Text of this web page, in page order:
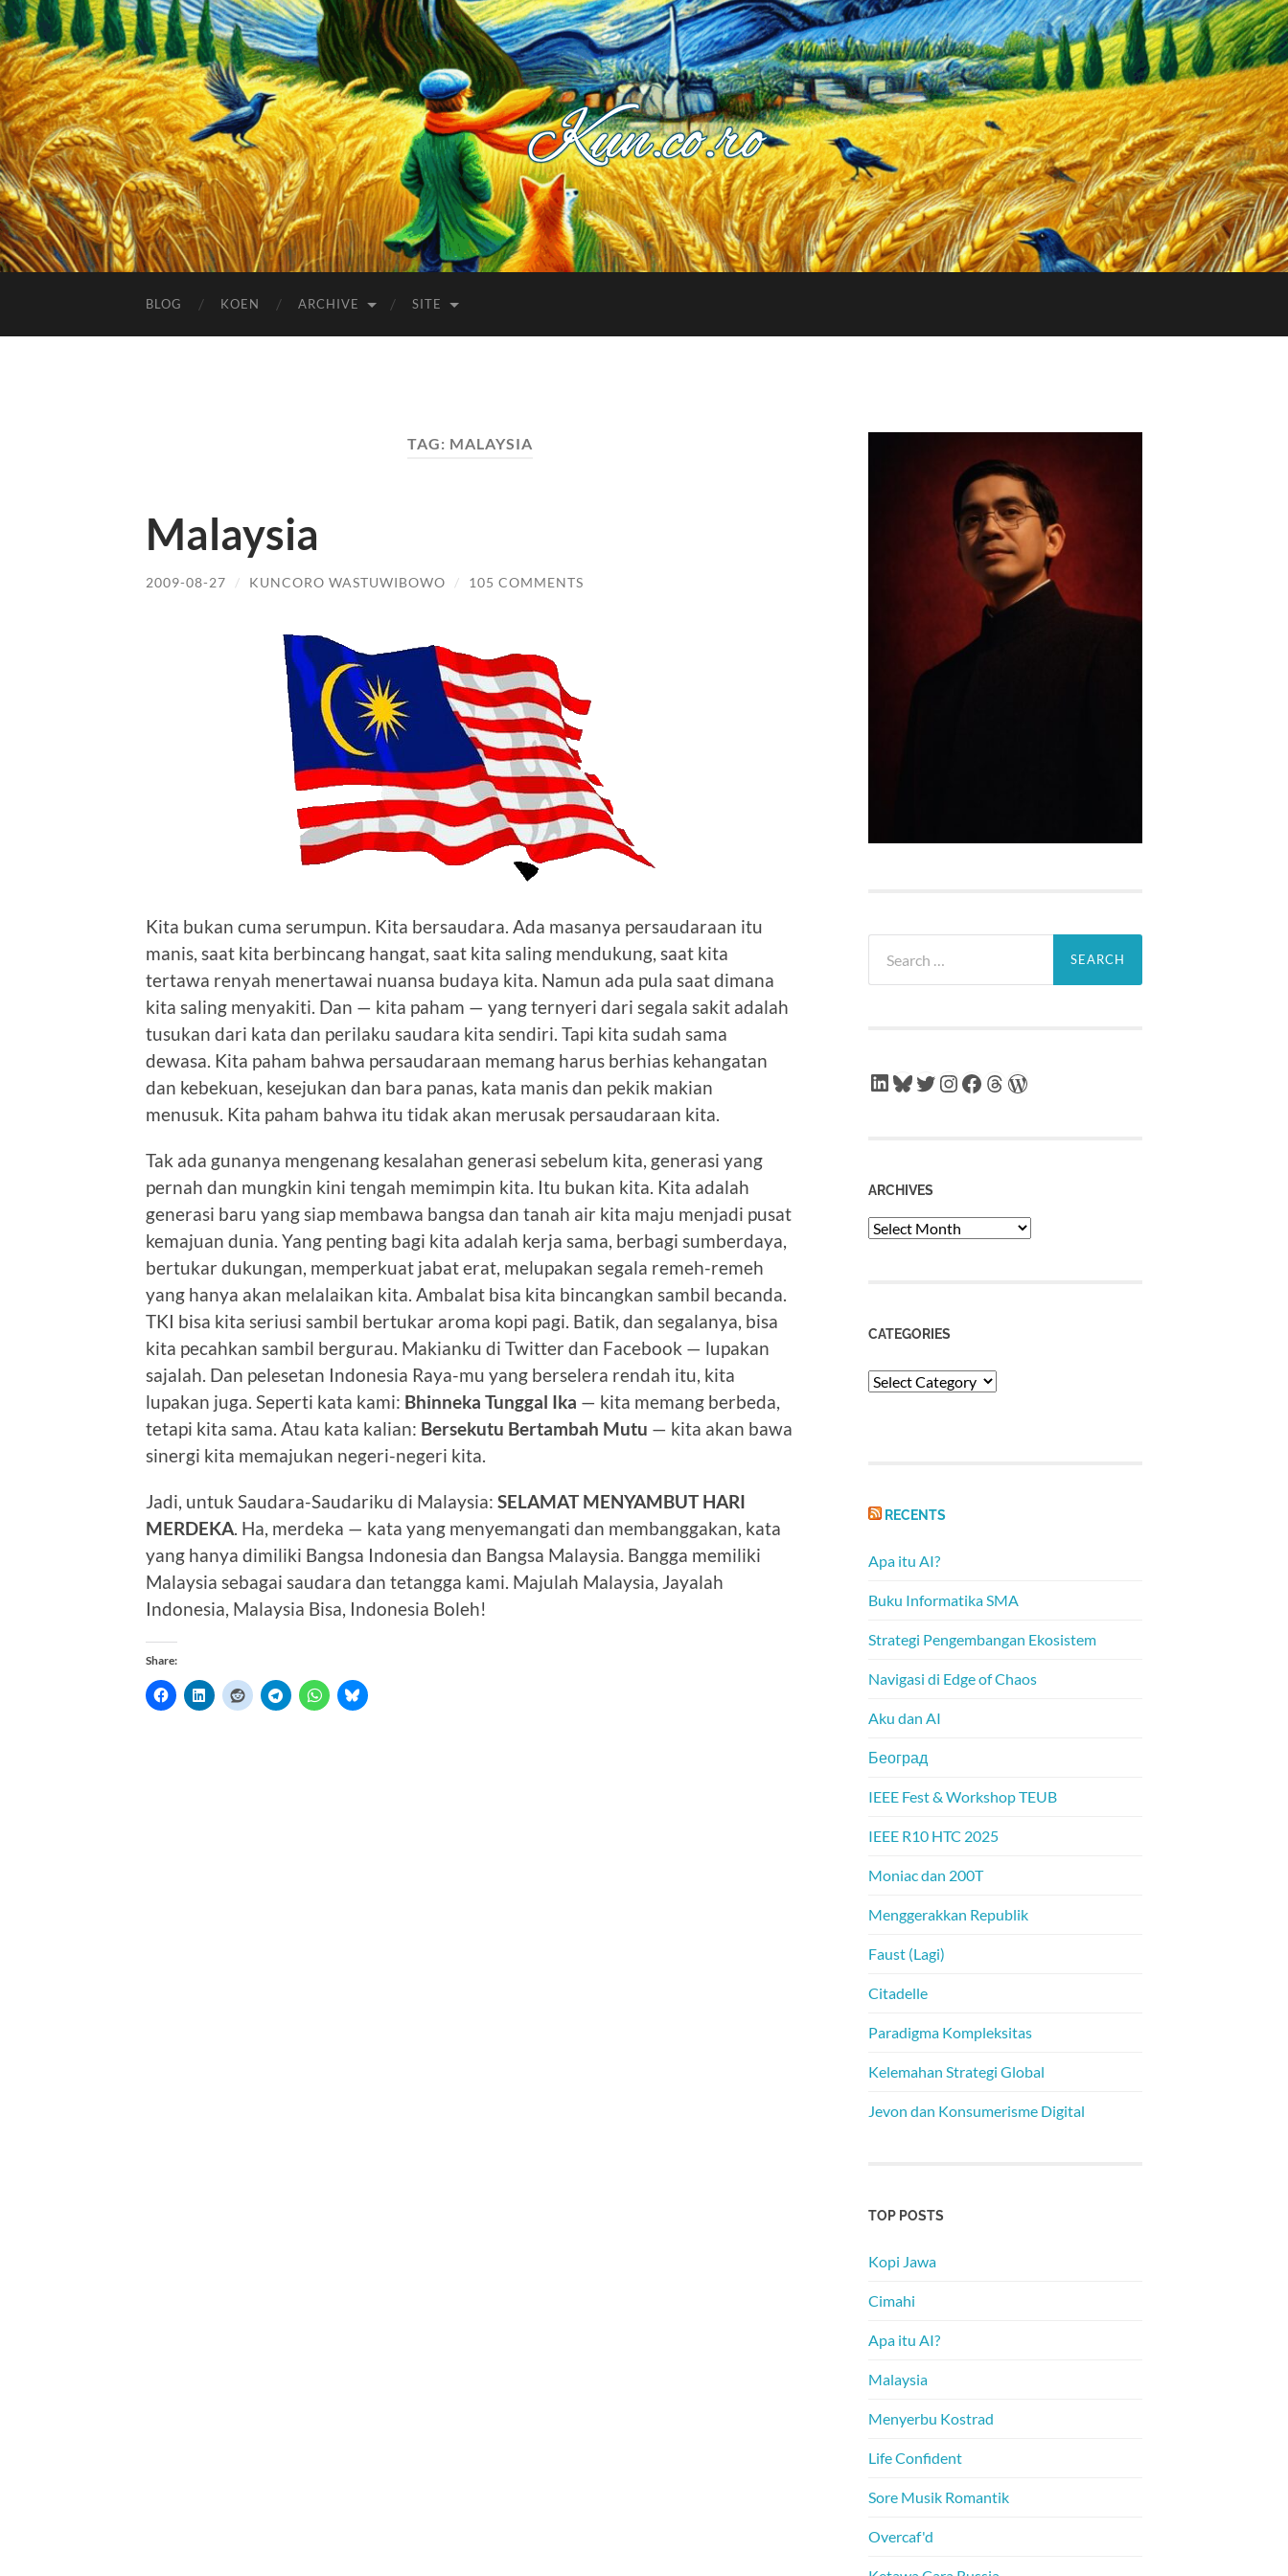
Kuncoro++
BLOG KOEN ARCHIVE SITE
TAG: MALAYSIA
Malaysia
2009-08-27 / KUNCORO WASTUWIBOWO / 105 COMMENTS
Kita bukan cuma serumpun. Kita bersaudara. Ada masanya persaudaraan itu
manis, saat kita berbincang hangat, saat kita saling mendukung, saat kita
tertawa renyah menertawai nuansa budaya kita. Namun ada pula saat dimana
kita saling menyakiti. Dan — kita paham — yang ternyeri dari segala sakit adalah
tusukan dari kata dan perilaku saudara kita sendiri. Tapi kita sudah sama
dewasa. Kita paham bahwa persaudaraan memang harus berhias kehangatan
dan kebekuan, kesejukan dan bara panas, kata manis dan pekik makian
menusuk. Kita paham bahwa itu tidak akan merusak persaudaraan kita.
Tak ada gunanya mengenang kesalahan generasi sebelum kita, generasi yang
pernah dan mungkin kini tengah memimpin kita. Itu bukan kita. Kita adalah
generasi baru yang siap membawa bangsa dan tanah air kita maju menjadi pusat
kemajuan dunia. Yang penting bagi kita adalah kerja sama, berbagi sumberdaya,
bertukar dukungan, memperkuat jabat erat, melupakan segala remeh-remeh
yang hanya akan melalaikan kita. Ambalat bisa kita bincangkan sambil becanda.
TKI bisa kita seriusi sambil bertukar aroma kopi pagi. Batik, dan segalanya, bisa
kita pecahkan sambil bergurau. Makianku di Twitter dan Facebook — lupakan
sajalah. Dan pelesetan Indonesia Raya-mu yang berselera rendah itu, kita
lupakan juga. Seperti kata kami: Bhinneka Tunggal Ika — kita memang berbeda,
tetapi kita sama. Atau kata kalian: Bersekutu Bertambah Mutu — kita akan bawa
sinergi kita memajukan negeri-negeri kita.
Jadi, untuk Saudara-Saudariku di Malaysia: SELAMAT MENYAMBUT HARI
MERDEKA. Ha, merdeka — kata yang menyemangati dan membanggakan, kata
yang hanya dimiliki Bangsa Indonesia dan Bangsa Malaysia. Bangga memiliki
Malaysia sebagai saudara dan tetangga kami. Majulah Malaysia, Jayalah
Indonesia, Malaysia Bisa, Indonesia Boleh!
Share:
for:
LinkedIn
Bluesky
Twitter
Instagram
Facebook
Threads
WordPress
ARCHIVES
Archives
CATEGORIES
Categories
RECENTS
Apa itu AI?
Buku Informatika SMA
Strategi Pengembangan Ekosistem
Navigasi di Edge of Chaos
Aku dan AI
Београд
IEEE Fest & Workshop TEUB
IEEE R10 HTC 2025
Moniac dan 200T
Menggerakkan Republik
Faust (Lagi)
Citadelle
Paradigma Kompleksitas
Kelemahan Strategi Global
Jevon dan Konsumerisme Digital
TOP POSTS
Kopi Jawa
Cimahi
Apa itu AI?
Malaysia
Menyerbu Kostrad
Life Confident
Sore Musik Romantik
Overcaf'd